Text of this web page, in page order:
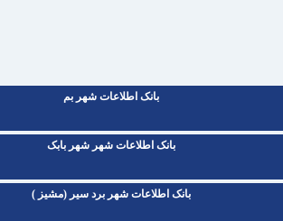
بانک اطلاعات شهر بم
بانک اطلاعات شهر شهر بابک
بانک اطلاعات شهر برد سیر (مشیز )